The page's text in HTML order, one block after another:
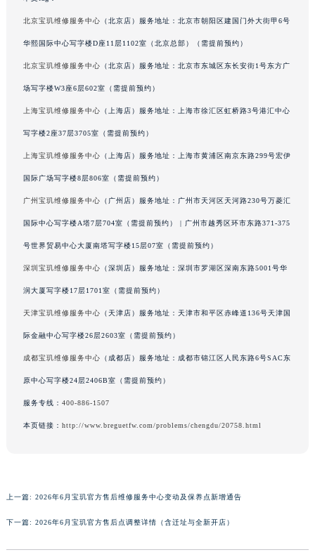
北京宝玑维修服务中心 （北京店）服务地址：北京市朝阳区建国门外大街甲6号
华熙国际中心写字楼D座11层1102室（北京总部）（需提前预约）
北京宝玑维修服务中心 （北京店）服务地址：北京市东城区东长安街1号东方广
场写字楼W3座6层602室（需提前预约）
上海宝玑维修服务中心 （上海店）服务地址：上海市徐汇区虹桥路3号港汇中心
写字楼2座37层3705室（需提前预约）
上海宝玑维修服务中心 （上海店）服务地址：上海市黄浦区南京东路299号宏伊
国际广场写字楼8层806室（需提前预约）
广州宝玑维修服务中心 （广州店）服务地址：广州市天河区天河路230号万菱汇
国际中心写字楼A塔7层704室（需提前预约） | 广州市越秀区环市东路371-375
号世界贸易中心大厦南塔写字楼15层07室（需提前预约）
深圳宝玑维修服务中心 （深圳店）服务地址：深圳市罗湖区深南东路5001号华
润大厦写字楼17层1701室（需提前预约）
天津宝玑维修服务中心 （天津店）服务地址：天津市和平区赤峰道136号天津国
际金融中心写字楼26层2603室（需提前预约）
成都宝玑维修服务中心 （成都店）服务地址：成都市锦江区人民东路6号SAC东
原中心写字楼24层2406B室（需提前预约）
服务专线： 400-886-1507
本页链接： http://www.breguetfw.com/problems/chengdu/20758.html
上一篇: 2026年6月宝玑官方售后维修服务中心变动及保养点新增通告
下一篇: 2026年6月宝玑官方售后点调整详情（含迁址与全新开店）